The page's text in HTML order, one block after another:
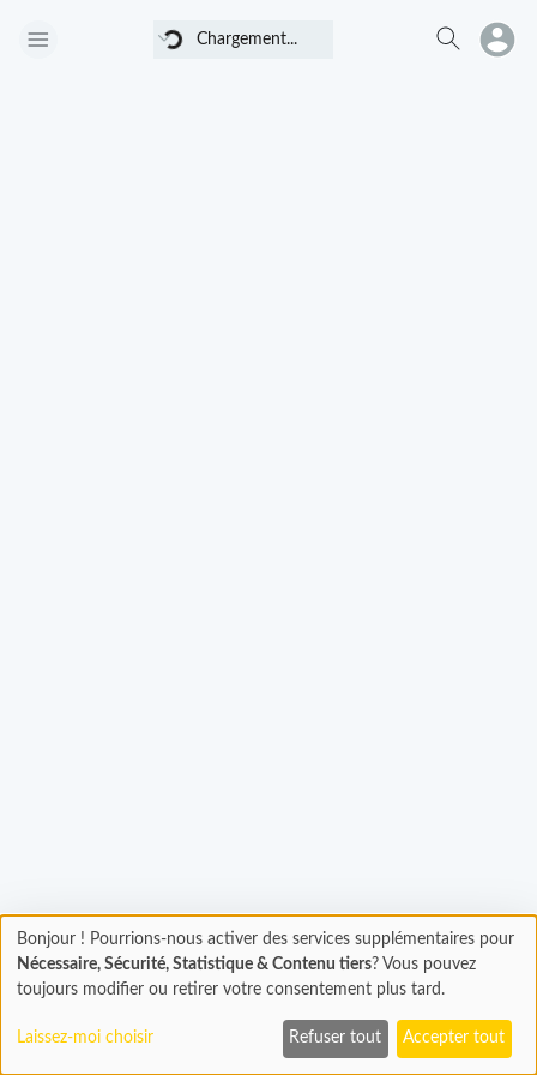
Chargement... Chargement...
Chargement
En cours...
Bonjour ! Pourrions-nous activer des services supplémentaires pour
Nécessaire, Sécurité, Statistique & Contenu tiers? Vous pouvez
toujours modifier ou retirer votre consentement plus tard.
Laissez-moi choisir Refuser tout Accepter tout